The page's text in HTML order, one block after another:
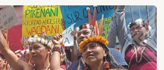
Amazonia Ecuatoriana
¿En que consiste la
tasa minera que rige en
Ecuador?